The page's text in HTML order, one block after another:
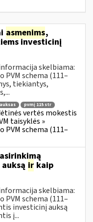
asmenims,
investicinį
skelbiama:
schema (111–
tiekiantys,
pvmį 115 str
vertės mokestis
taisyklės »
schema (111–
ir kaip
skelbiama:
schema (111–
investicinį auksą
į...